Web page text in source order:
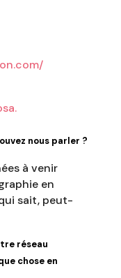
com/
nous parler ?
à venir
en
sait, peut-
réseau
chose en